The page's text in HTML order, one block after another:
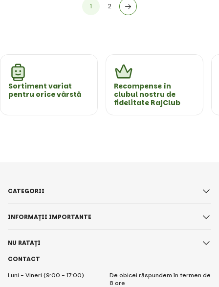
1 2
Sortiment variat
pentru orice vârstă
Recompense în
clubul nostru de
fidelitate RajClub
CONTACT
Luni - Vineri (9:00 - 17:00)
De obicei răspundem în termen de
8 ore
CATEGORII
INFORMAȚII IMPORTANTE
NU RATAȚI